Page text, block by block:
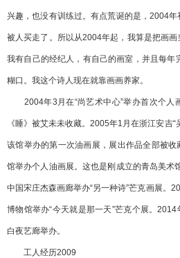
兴趣，也没有训练过。有点荒诞的是，2004
被人买走了。所以从2004年起，我算是把画画
我有自己的经纪人，有自己的画室，并且每年
糊口。我这个诗人现在就靠画画养家。
2004年3月在“尚艺术中心”举办首次个人
《睡》被艾未未收藏。2005年1月在浙江安吉
该馆举办的第一次油画展，展出作品全部被
馆举办个人油画展。这也是刚成立的青岛美术
中国宋庄杰森画廊举办“另一种诗”芒克画展。
博物馆举办“今天就是那一天”芒克个展。
白夜艺廊举办。
工人经历2009